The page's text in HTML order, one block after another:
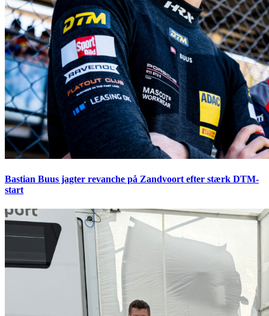
Bastian Buus jagter revanche på Zandvoort efter stærk DTM-
start